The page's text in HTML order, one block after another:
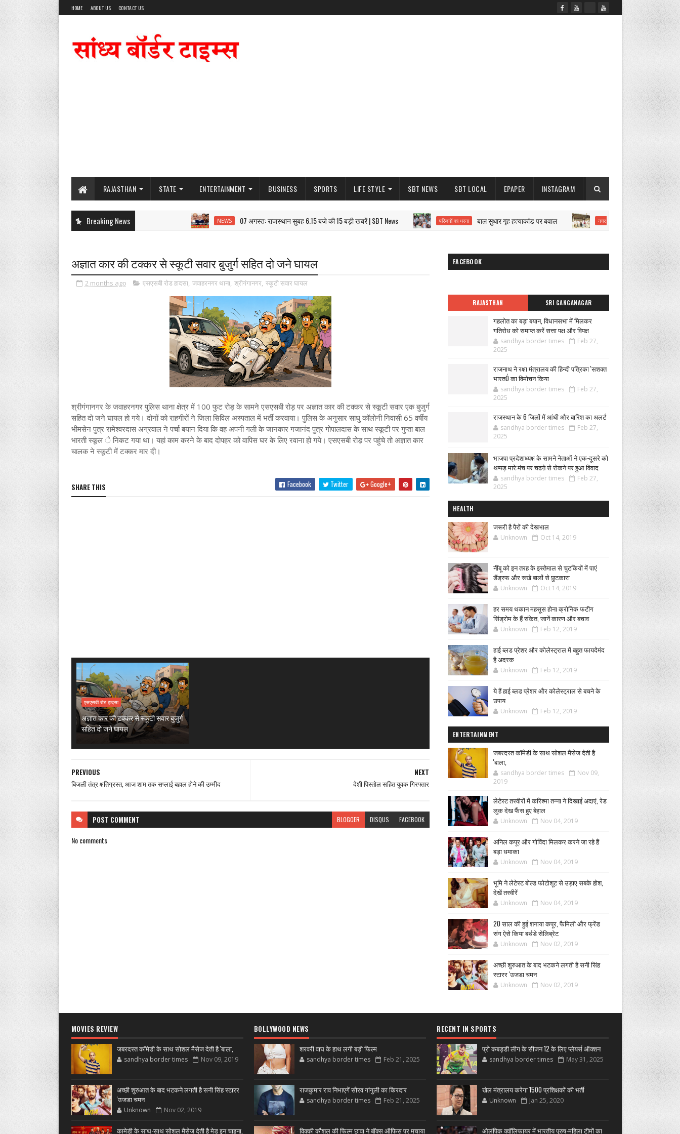
HOME ABOUT US CONTACT US
RAJASTHAN STATE ENTERTAINMENT BUSINESS SPORTS LIFE STYLE SBT NEWS SBT LOCAL EPAPER INSTAGRAM
Breaking News NEWS 07 अगस्त: राजस्थान सुबह 6.15 बजे की 15 बड़ी खबरें | SBT News परिजनों का धरना बाल सुधार गृह हत्याकांड पर बवाल नगर परिषद कार्रवाई मिनी मायापुरी के दो
अज्ञात कार की टक्कर से स्कूटी सवार बुजुर्ग सहित दो जने घायल
2 months ago एसएसबी रोड हादसा, जवाहरनगर थाना, श्रीगंगानगर, स्कूटी सवार घायल
श्रीगंगानगर के जवाहरनगर पुलिस थाना क्षेत्र में 100 फुट रोड़ के सामने एसएसबी रोड़ पर अज्ञात कार की टक्कर से स्कूटी सवार एक बुजुर्ग
सहित दो जने घायल हो गये। दोनों को राहगीरों ने जिला सिविल अस्पताल में भर्ती करवाया। पुलिस के अनुसार साधु कॉलोनी निवासी 65 वर्षीय
भीमसेन पुत्र रामेश्वरदास अग्रवाल ने पर्चा बयान दिया कि वह अपनी गली के जानकार गजानंद पुत्र गोपालदास के साथ स्कूटी पर गुप्ता बाल
भारती स्कूल े निकट गया था। यहां काम करने के बाद दोपहर को वापिस घर के लिए रवाना हो गये। एसएसबी रोड़ पर पहुंचे तो अज्ञात कार
चालक ने स्कूटी में टक्कर मार दी।
SHARE THIS Facebook Twitter Google+
एसएसबी रोड हादसा
अज्ञात कार की टक्कर से स्कूटी सवार बुजुर्ग
सहित दो जने घायल
NEXT
देशी पिस्तोल सहित युवक गिरफ्तार
PREVIOUS
बिजली तंत्र क्षतिग्रस्त, आज शाम तक सप्लाई बहाल होने की उम्मीद
POST COMMENT BLOGGER DISQUS FACEBOOK
No comments
FACEBOOK
RAJASTHAN SRI GANGANAGAR
गहलोत का बड़ा बयान, विधानसभा में मिलकर
गतिरोध को समाप्त करें सत्ता पक्ष और विपक्ष
sandhya border times
Feb 27,
2025
राजनाथ ने रक्षा मंत्रालय की हिन्दी पत्रिका 'सशक्त
भारतÓ का विमोचन किया
sandhya border times
Feb 27,
2025
राजस्थान के 6 जिलों में आंधी और बारिश का अलर्ट
sandhya border times
Feb 27,
2025
भाजपा प्रदेशाध्यक्ष के सामने नेताओं ने एक-दूसरे को
थप्पड़ मारे:मंच पर चढऩे से रोकने पर हुआ विवाद
sandhya border times
Feb 27,
2025
HEALTH
जरूरी है पैरों की देखभाल
Unknown Oct 14, 2019
नींबू को इन तरह के इस्तेमाल से चुटकियों में पाएं
डैंड्रफ और रूखे बालों से छुटकारा
Unknown Oct 14, 2019
हर समय थकान महसूस होना क्रोनिक फटीग
सिंड्रोम के हैं संकेत, जानें कारण और बचाव
Unknown Feb 12, 2019
हाई ब्लड प्रेशर और कोलेस्ट्राल में बहुत फायदेमंद
है अदरक
Unknown Feb 12, 2019
ये हैं हाई ब्लड प्रेशर और कोलेस्ट्राल से बचने के
उपाय
Unknown Feb 12, 2019
ENTERTAINMENT
जबरदस्त कॉमेडी के साथ सोशल मैसेज देती है
'बाला,
sandhya border times
Nov 09,
2019
लेटेस्ट तस्वीरों में करिश्मा तन्ना ने दिखाईं अदाएं, रेड
लुक देख फैंस हुए बेहाल
Unknown Nov 04, 2019
अनिल कपूर और गोविंदा मिलकर करने जा रहे हैं
बड़ा धमाका
Unknown Nov 04, 2019
भूमि ने लेटेस्ट बोल्ड फोटोशूट से उड़ाए सबके होश,
देखें तस्वीरें
Unknown Nov 04, 2019
20 साल की हुईं शनाया कपूर, फैमिली और फ्रेंड
संग ऐसे किया बर्थडे सेलिब्रेट
Unknown Nov 02, 2019
अच्छी शुरुआत के बाद भटकने लगती है सनी सिंह
स्टारर 'उजडा चमन
Unknown Nov 02, 2019
MOVIES REVIEW
जबरदस्त कॉमेडी के साथ सोशल मैसेज देती है 'बाला,
sandhya border times Nov 09, 2019
अच्छी शुरुआत के बाद भटकने लगती है सनी सिंह स्टारर
'उजडा चमन
Unknown Nov 02, 2019
कामेडी के साथ-साथ सोशल मैसेज देती है मेड इन चाइना,
BOLLYWOOD NEWS
शरवरी वाघ के हाथ लगी बड़ी फिल्म
sandhya border times Feb 21, 2025
राजकुमार राव निभाएगें सौरव गांगुली का किरदार
sandhya border times Feb 21, 2025
विक्की कौशल की फिल्म छावा ने बॉक्स ऑफिस पर मचाया
RECENT IN SPORTS
प्रो कबड्डी लीग के सीजन 12 के लिए प्लेयर्स ऑक्शन
sandhya border times May 31, 2025
खेल मंत्रालय करेगा 1500 प्रशिक्षकों की भर्ती
Unknown Jan 25, 2020
ओलंपिक क्वॉलिफायर में भारतीय पुरुष-महिला टीमों का